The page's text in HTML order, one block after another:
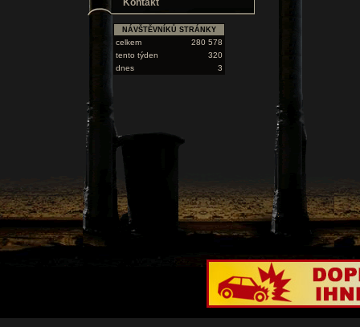
Kontakt
NÁVŠTĚVNÍKŮ STRÁNKY
celkem
280 578
tento týden
320
dnes
3